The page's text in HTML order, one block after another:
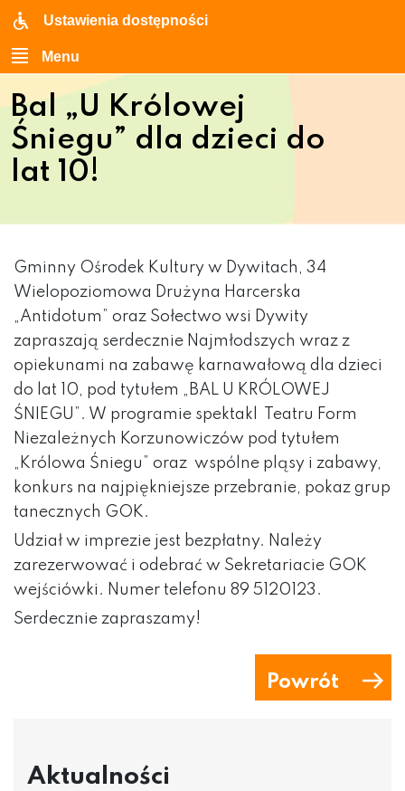
Ustawienia dostępności
Menu
Bal „U Królowej
Śniegu” dla dzieci do
lat 10!
Gminny Ośrodek Kultury w Dywitach, 34
Wielopoziomowa Drużyna Harcerska
„Antidotum” oraz Sołectwo wsi Dywity
zapraszają serdecznie Najmłodszych wraz z
opiekunami na zabawę karnawałową dla dzieci
do lat 10, pod tytułem „BAL U KRÓLOWEJ
ŚNIEGU”. W programie spektakl Teatru Form
Niezależnych Korzunowiczów pod tytułem
„Królowa Śniegu” oraz wspólne pląsy i zabawy,
konkurs na najpiękniejsze przebranie, pokaz grup
tanecznych GOK.
Udział w imprezie jest bezpłatny. Należy
zarezerwować i odebrać w Sekretariacie GOK
wejściówki. Numer telefonu 89 5120123.
Serdecznie zapraszamy!
Powrót
Aktualności